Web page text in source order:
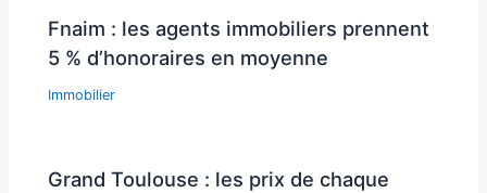
Fnaim : les agents immobiliers prennent
5 % d’honoraires en moyenne
Immobilier
Grand Toulouse : les prix de chaque